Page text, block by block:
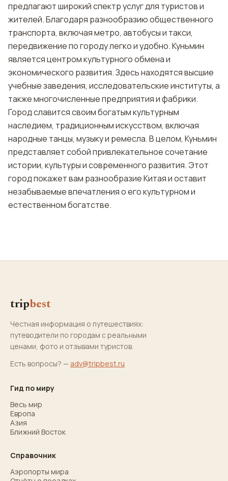
предлагают широкий спектр услуг для туристов и
жителей. Благодаря разнообразию общественного
транспорта, включая метро, автобусы и такси,
передвижение по городу легко и удобно. Куньмин
является центром культурного обмена и
экономического развития. Здесь находятся высшие
учебные заведения, исследовательские институты, а
также многочисленные предприятия и фабрики.
Город славится своим богатым культурным
наследием, традиционным искусством, включая
народные танцы, музыку и ремесла. В целом, Куньмин
представляет собой привлекательное сочетание
истории, культуры и современного развития. Этот
город покажет вам разнообразие Китая и оставит
незабываемые впечатления о его культурном и
естественном богатстве.
tripbest
Честная информация о путешествиях:
путеводители по городам с реальными
ценами, фото и отзывами туристов.
Есть вопросы? — adv@tripbest.ru
Гид по миру
Весь мир
Европа
Азия
Ближний Восток
Справочник
Аэропорты мира